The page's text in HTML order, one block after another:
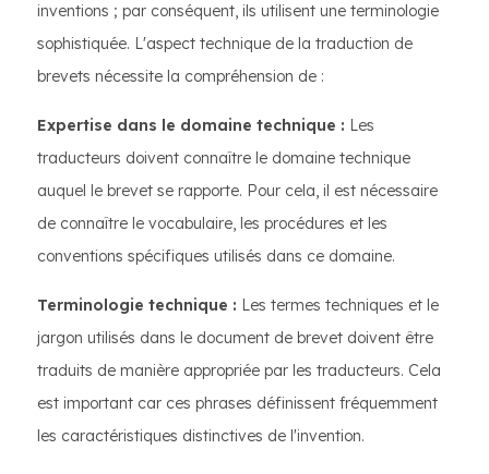
inventions ; par conséquent, ils utilisent une terminologie
sophistiquée. L'aspect technique de la traduction de
brevets nécessite la compréhension de :
Expertise dans le domaine technique : Les
traducteurs doivent connaître le domaine technique
auquel le brevet se rapporte. Pour cela, il est nécessaire
de connaître le vocabulaire, les procédures et les
conventions spécifiques utilisés dans ce domaine.
Terminologie technique : Les termes techniques et le
jargon utilisés dans le document de brevet doivent être
traduits de manière appropriée par les traducteurs. Cela
est important car ces phrases définissent fréquemment
les caractéristiques distinctives de l'invention.